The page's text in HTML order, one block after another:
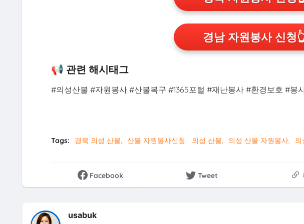
경남 자원봉사 신청
📢 관련 해시태그
#의성산불 #자원봉사 #산불복구 #1365포털 #재난봉사 #환경보호 #봉
Tags: 경북 의성 산불 산불 자원봉사신청 의성 산불 의성 산불 자원봉사 의
Facebook Tweet
usabuk